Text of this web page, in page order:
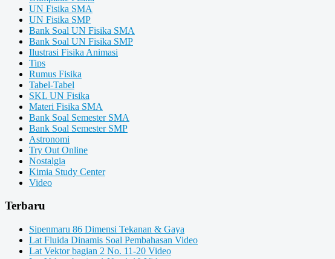
UN Fisika SMA
UN Fisika SMP
Bank Soal UN Fisika SMA
Bank Soal UN Fisika SMP
Ilustrasi Fisika Animasi
Tips
Rumus Fisika
Tabel-Tabel
SKL UN Fisika
Materi Fisika SMA
Bank Soal Semester SMA
Bank Soal Semester SMP
Astronomi
Try Out Online
Nostalgia
Kimia Study Center
Video
Terbaru
Sipenmaru 86 Dimensi Tekanan & Gaya
Lat Fluida Dinamis Soal Pembahasan Video
Lat Vektor bagian 2 No. 11-20 Video